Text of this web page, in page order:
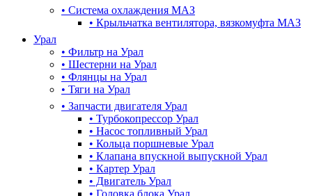
• Система охлаждения МАЗ
• Крыльчатка вентилятора, вязкомуфта МАЗ
Урал
• Фильтр на Урал
• Шестерни на Урал
• Флянцы на Урал
• Тяги на Урал
• Запчасти двигателя Урал
• Турбокопрессор Урал
• Насос топливный Урал
• Кольца поршневые Урал
• Клапана впускной выпускной Урал
• Картер Урал
• Двигатель Урал
• Головка блока Урал